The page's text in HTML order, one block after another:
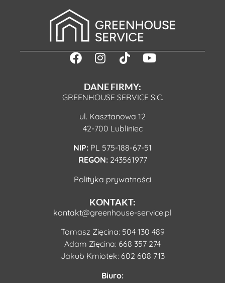
DANE FIRMY:
GREENHOUSE SERVICE S.C.
ul. Kasztanowa 12
42-700 Lubliniec
NIP: PL 575-188-67-51
REGON:243561977
Polityka prywatności
KONTAKT:
kontakt@greenhouse-service.pl
Tomasz Zięcina: 504 130 489
Adam Zięcina: 668 357 274
Jakub Kmiotek: 602 608 713
Biuro: